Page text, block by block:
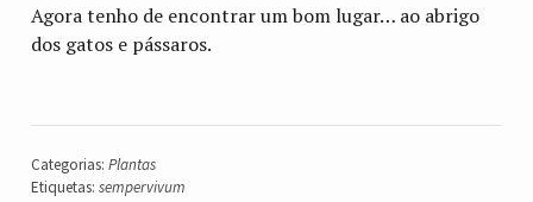
Agora tenho de encontrar um bom lugar… ao abrigo
dos gatos e pássaros.
Categorias: Plantas
Etiquetas: sempervivum